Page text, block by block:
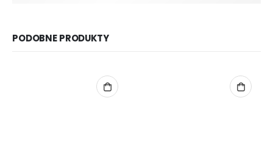
PODOBNE PRODUKTY